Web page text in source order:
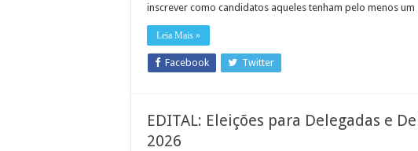
inscrever como candidatos aqueles tenham pelo menos
Leia Mais »
Facebook Twitter
EDITAL: Eleições para Delegadas e
2026